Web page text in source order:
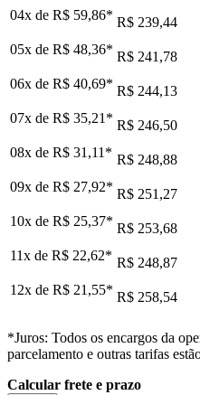
04x de R$ 59,86* R$ 239,44
05x de R$ 48,36* R$ 241,78
06x de R$ 40,69* R$ 244,13
07x de R$ 35,21 * R$ 246,50
08x de R$ 31,11 * R$ 248,88
09x de R$ 27,92* R$ 251,27
10x de R$ 25,37* R$ 253,68
11x de R$ 22,62* R$ 248,87
12x de R$ 21,55* R$ 258,54
*Juros: Todos os encargos da
parcelamento e outras tarifas
Calcular frete e prazo